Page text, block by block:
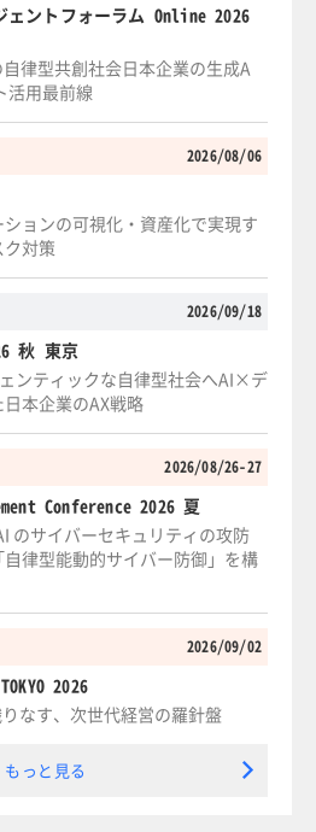
ェントフォーラム Online 2026
律型共創社会日本企業の生成A
活用最前線
2026/08/06
ョンの可視化・資産化で実現す
対策
2026/09/18
秋 東京
ンティックな自律型社会へAI×デ
本企業のAX戦略
2026/08/26-27
Conference 2026 夏
のサイバーセキュリティの攻防
律型能動的サイバー防御」を構
2026/09/02
2026
なす、次世代経営の羅針盤
もっと見る